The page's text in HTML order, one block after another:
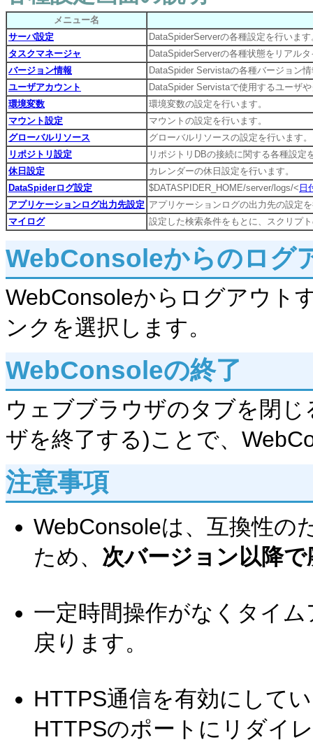
メニュー名
サーバ設定
DataSpiderServerの各種設定を行います
タスクマネージャ
DataSpiderServerの各種状態をリアル
バージョン情報
DataSpider Servistaの各種バージョン
ユーザアカウント
DataSpider Servistaで使用するユーザ
環境変数
環境変数の設定を行います。
マウント設定
マウントの設定を行います。
グローバルリソース
グローバルリソースの設定を行います。
リポジトリ設定
リポジトリDBの接続に関する各種設定
休日設定
カレンダーの休日設定を行います。
DataSpiderログ設定
$DATASPIDER_HOME/server/logs/< 日
アプリケーションログ出力先設定 アプリケーションログの出力先の設定
マイログ
設定した検索条件をもとに、スクリプ
WebConsoleからのログ
WebConsoleからログアウト
ンクを選択します。
WebConsoleの終了
ウェブブラウザのタブを閉
ザを終了する)ことで、
注意事項
WebConsoleは、互換性の
ため、 次バージョン以降
一定時間操作がなくタイ
戻ります。
HTTPS通信を有効にして
HTTPSのポートにリダイ